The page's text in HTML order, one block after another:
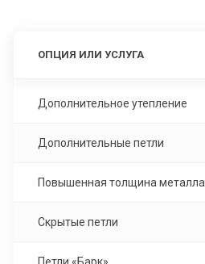
ОПЦИЯ ИЛИ УСЛУГА
Дополнительное утепление
Дополнительные петли
Повышенная толщина металла
Скрытые петли
Петли «Барк»